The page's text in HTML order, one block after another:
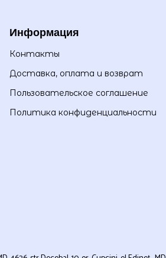
Информация
Контакты
Доставка, оплата и возврат
Пользовательское соглашение
Политика конфиденциальности